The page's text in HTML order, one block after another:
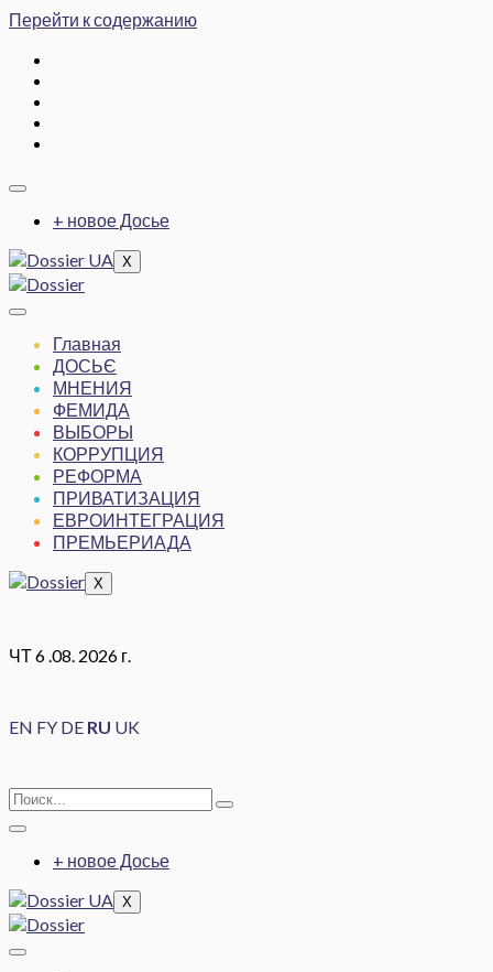
Перейти к содержанию
+ новое Досье
X
Главная
ДОСЬЄ
МНЕНИЯ
ФЕМИДА
ВЫБОРЫ
КОРРУПЦИЯ
РЕФОРМА
ПРИВАТИЗАЦИЯ
ЕВРОИНТЕГРАЦИЯ
ПРЕМЬЕРИАДА
X
ЧТ 6 .08. 2026 г.
EN FY DE RU UK
+ новое Досье
X